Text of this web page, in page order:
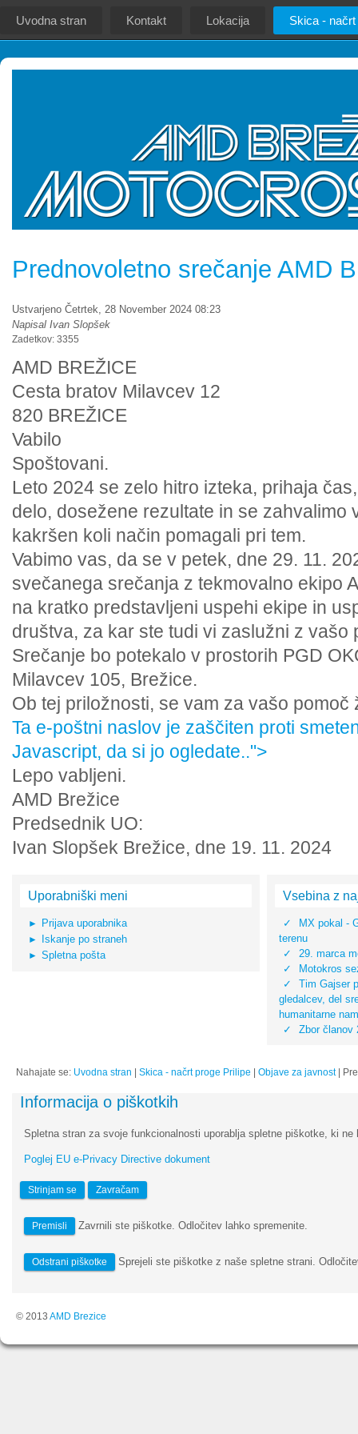
Uvodna stran Kontakt Lokacija Skica -
Prednovoletno srečanje AMD
Ustvarjeno Četrtek, 28 November 2024 08:23
Napisal Ivan Slopšek
Zadetkov: 3355
AMD BREŽICE
Cesta bratov Milavcev 12
820 BREŽICE
Vabilo
Spoštovani.
Leto 2024 se zelo hitro izteka, prihaja
delo, dosežene rezultate in se zahvalimo
kakršen koli način pomagali pri tem.
Vabimo vas, da se v petek, dne 29. 11.
svečanega srečanja z tekmovalno ekipo
na kratko predstavljeni uspehi ekipe in
društva, za kar ste tudi vi zaslužni z vašo
Srečanje bo potekalo v prostorih PGD
Milavcev 105, Brežice.
Ob tej priložnosti, se vam za vašo pomoč
Ta e-poštni naslov je zaščiten proti
Javascript, da si jo ogledate..">
Lepo vabljeni.
AMD Brežice
Predsednik UO:
Ivan Slopšek Brežice, dne 19. 11. 2024
Uporabniški meni
Prijava uporabnika
Iskanje po straneh
Spletna pošta
Vsebina z
MX pokal -
terenu
29. marca
Motokros
Tim Gajser
gledalcev, del
humanitarne
Zbor članov
Nahajate se: Uvodna stran Skica - načrt proge Prilipe Objave za javnost|
Informacija o piškotkih
Spletna stran za svoje funkcionalnosti uporablja spletne piškotke, ki
Poglej EU e-Privacy Directive dokument
Strinjam se Zavračam
Premisli Zavrnili ste piškotke. Odločitev lahko spremenite.
Odstrani piškotke Sprejeli ste piškotke z naše spletne strani.
© 2013 AMD Brezice